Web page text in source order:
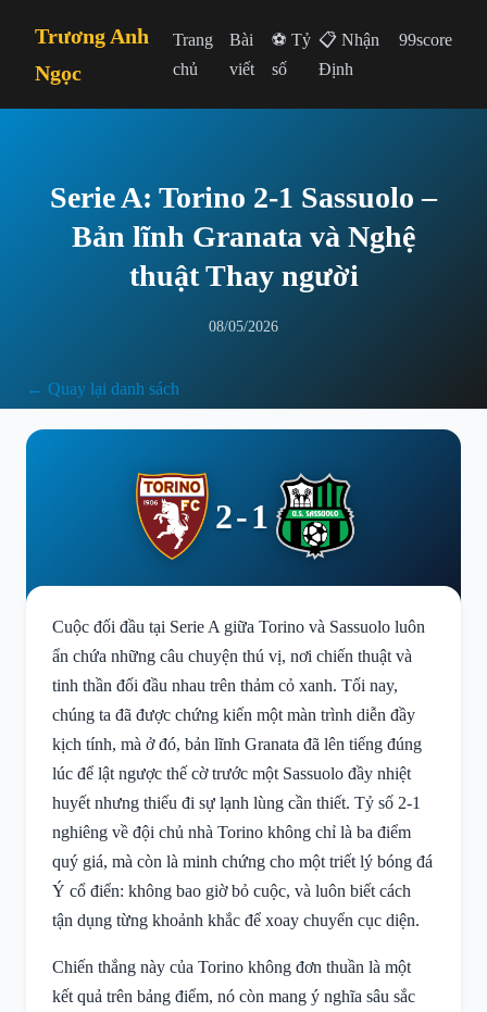
Trương Anh
Ngọc
Trang
chủ
Bài
viết
⚽ Tỷ
số
📋 Nhận
Định
99score
Serie A: Torino 2-1 Sassuolo –
Bản lĩnh Granata và Nghệ
thuật Thay người
08/05/2026
← Quay lại danh sách
2-1
Cuộc đối đầu tại Serie A giữa Torino và Sassuolo luôn
ẩn chứa những câu chuyện thú vị, nơi chiến thuật và
tinh thần đối đầu nhau trên thảm cỏ xanh. Tối nay,
chúng ta đã được chứng kiến một màn trình diễn đầy
kịch tính, mà ở đó, bản lĩnh Granata đã lên tiếng đúng
lúc để lật ngược thế cờ trước một Sassuolo đầy nhiệt
huyết nhưng thiếu đi sự lạnh lùng cần thiết. Tỷ số 2-1
nghiêng về đội chủ nhà Torino không chỉ là ba điểm
quý giá, mà còn là minh chứng cho một triết lý bóng đá
Ý cổ điển: không bao giờ bỏ cuộc, và luôn biết cách
tận dụng từng khoảnh khắc để xoay chuyển cục diện.
Chiến thắng này của Torino không đơn thuần là một
kết quả trên bảng điểm, nó còn mang ý nghĩa sâu sắc